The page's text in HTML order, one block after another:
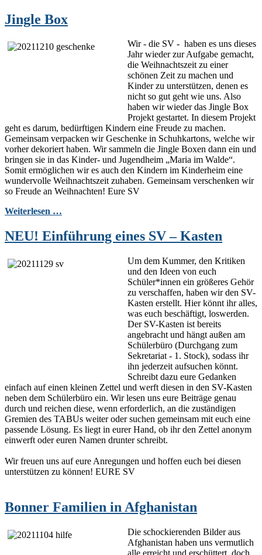
Jingle Box
Wir - die SV - haben es uns dieses
Jahr wieder zur Aufgabe gemacht,
die Weihnachtszeit zu einer
schönen Zeit zu machen und
Kinder zu unterstützen, denen es
nicht so gut geht wie uns. Also
haben wir wieder das Jingle Box
Projekt gestartet. In diesem Projekt
geht es darum, bedürftigen Kindern eine Freude zu machen.
Gemeinsam verpacken wir Geschenke in Schuhkartons, welche wir
vorher dekoriert haben. Wir sammeln die Jingle Boxen dann ein und
bringen sie in das Kinder- und Jugendheim „Maria im Walde“.
Somit ermöglichen wir es auch den Kindern im Kinderheim eine
wundervolle Weihnachtszeit zuhaben. Gemeinsam verschenken wir
so Freude an Weihnachten! Eure SV
Weiterlesen …
NEU! Einführung eines SV – Kasten
Um dem Kummer, den Kritiken
und den Ideen von euch
Schüler*innen ein größeres Gehör
zu verschaffen, haben wir den SV-
Kasten erstellt. Hier könnt ihr alles,
was euch beschäftigt, loswerden.
Der SV-Kasten ist bereits
angebracht und hängt außen am
Schülerbüro (Durchgang zum
Sekretariat - 1. Stock), sodass ihr
ihn jederzeit aufsuchen könnt.
Schreibt dazu eure Gedanken
einfach auf einen kleinen Zettel und werft diesen in den SV-Kasten
neben dem Schülerbüro ein. Wir lesen uns eure Beiträge genau
durch und reichen diese, wenn erforderlich, an die zuständigen
Gremien des TABUs weiter oder suchen gemeinsam mit euch eine
passende Lösung. Es liegt in eurer Hand, ob ihr den Zettel anonym
einwerft oder euren Namen drunter schreibt.
Wir freuen uns auf eure Anregungen und hoffen euch bei diesen
unterstützen zu können! EURE SV
Bonner Familien in Afghanistan
Die schockierenden Bilder aus
Afghanistan haben uns vermutlich
alle erreicht und erschüttert, doch